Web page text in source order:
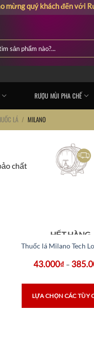
quý khách đến với Rượu
RƯỢU MÙI PHA CHẾ
LÁ / MILANO
chất
HẾT HÀNG
Thuốc lá Milano Tech
43.000₫ –
LỰA CHỌN CÁC TÙY